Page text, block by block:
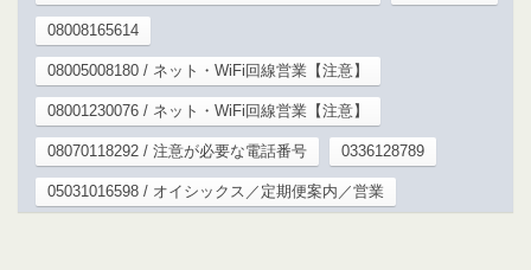
08008165614
08005008180 / ネット・WiFi回線営業【注意】
08001230076 / ネット・WiFi回線営業【注意】
08070118292 / 注意が必要な電話番号 0336128789
05031016598 / オイシックス／定期便案内／営業